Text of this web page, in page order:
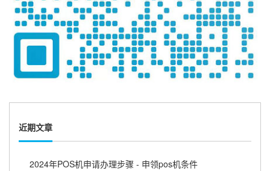
近期文章
2024年POS机申请办理步骤 - 申领pos机条件